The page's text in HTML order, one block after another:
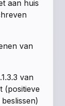
aan huis
van
van
(positieve